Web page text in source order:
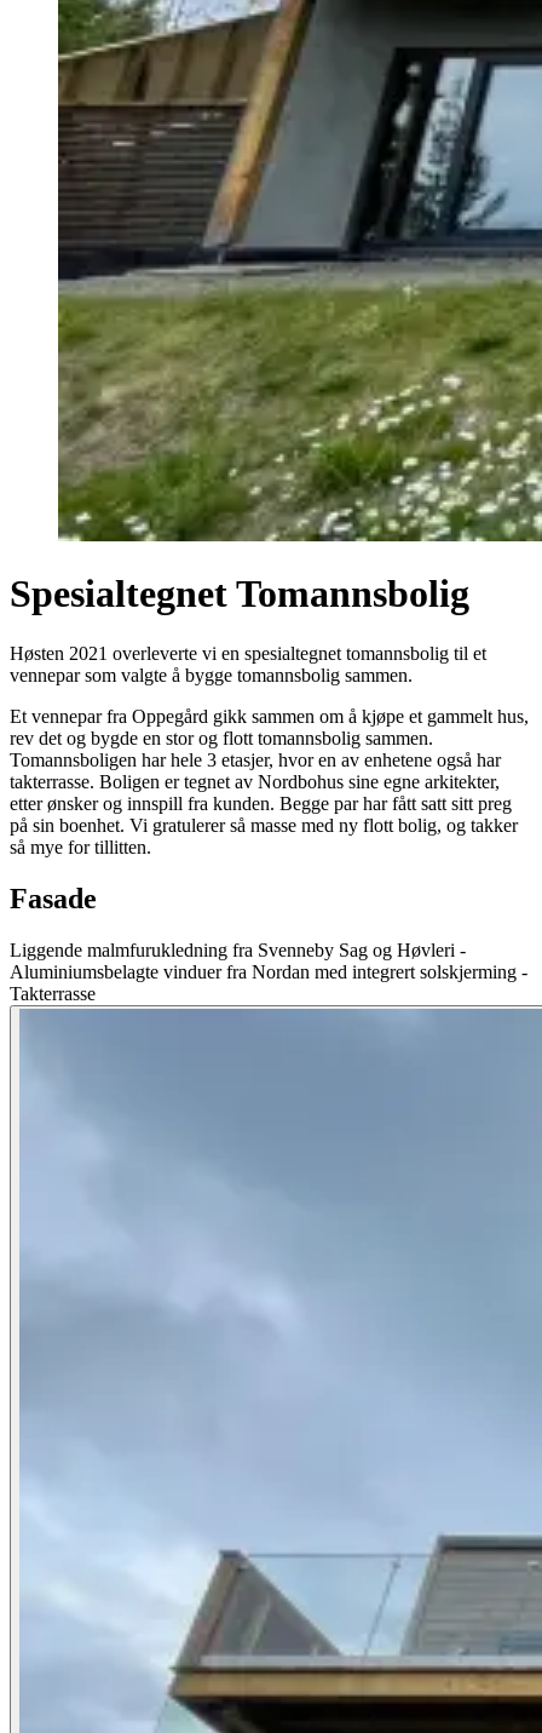
Spesialtegnet Tomannsbolig
Høsten 2021 overleverte vi en spesialtegnet tomannsbolig til et
vennepar som valgte å bygge tomannsbolig sammen.
Et vennepar fra Oppegård gikk sammen om å kjøpe et gammelt hus,
rev det og bygde en stor og flott tomannsbolig sammen.
Tomannsboligen har hele 3 etasjer, hvor en av enhetene også har
takterrasse. Boligen er tegnet av Nordbohus sine egne arkitekter,
etter ønsker og innspill fra kunden. Begge par har fått satt sitt preg
på sin boenhet. Vi gratulerer så masse med ny flott bolig, og takker
så mye for tillitten.
Fasade
Liggende malmfurukledning fra Svenneby Sag og Høvleri -
Aluminiumsbelagte vinduer fra Nordan med integrert solskjerming -
Takterrasse